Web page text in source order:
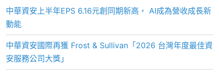
中華資安上半年EPS 6.16元創同期新高， AI成為營收成長新
動能
中華資安國際再獲 Frost & Sullivan「2026 台灣年度最佳資
安服務公司大獎」